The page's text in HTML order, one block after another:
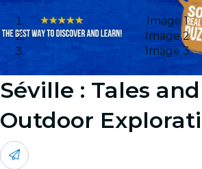
Image 1
Image 2
Image 3
Séville : Tales
Outdoor